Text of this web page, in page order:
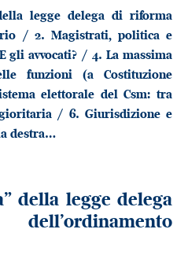
legge delega di riforma
/ 2. Magistrati, politica e
gli avvocati? / 4. La massima
funzioni (a Costituzione
elettorale del Csm: tra
/ 6. Giurisdizione e
destra…
della legge delega